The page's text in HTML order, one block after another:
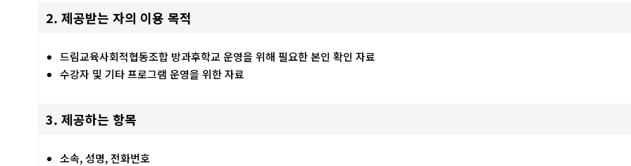
2. 제공받는 자의 이용 목적
드림교육사회적협동조합 방과후학교 운영을 위해 필요한 본인 확인 자료
수강자 및 기타 프로그램 운영을 위한 자료
3. 제공하는 항목
소속, 성명, 전화번호